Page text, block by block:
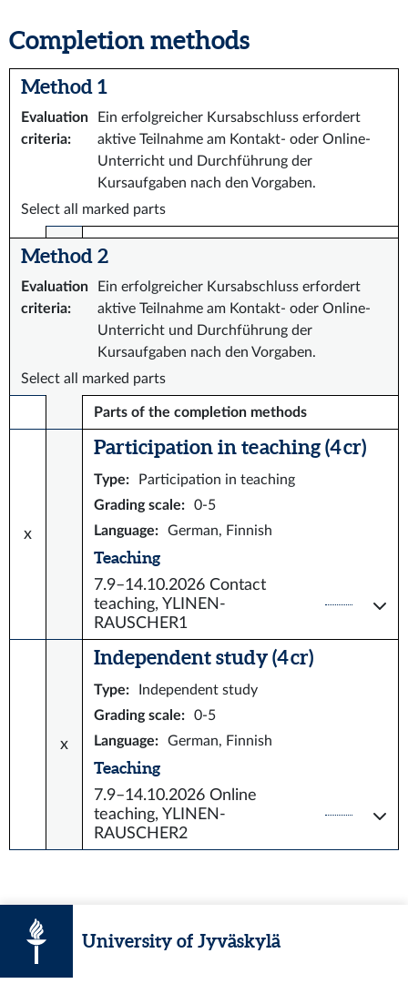
Completion methods
Method 1
Evaluation
criteria:
Ein erfolgreicher Kursabschluss erfordert
aktive Teilnahme am Kontakt- oder Online-
Unterricht und Durchführung der
Kursaufgaben nach den Vorgaben.
Select all marked parts
Method 2
Evaluation
criteria:
Ein erfolgreicher Kursabschluss erfordert
aktive Teilnahme am Kontakt- oder Online-
Unterricht und Durchführung der
Kursaufgaben nach den Vorgaben.
Select all marked parts
Parts of the completion methods
x
Participation in teaching (4 cr)
Type:
Participation in teaching
Grading scale:
0-5
Language: German, Finnish
Teaching
7.9–14.10.2026 Contact
teaching, YLINEN-
RAUSCHER1
x
Independent study (4 cr)
Type:
Independent study
Grading scale:
0-5
Language: German, Finnish
Teaching
7.9–14.10.2026 Online
teaching, YLINEN-
RAUSCHER2
University of Jyväskylä